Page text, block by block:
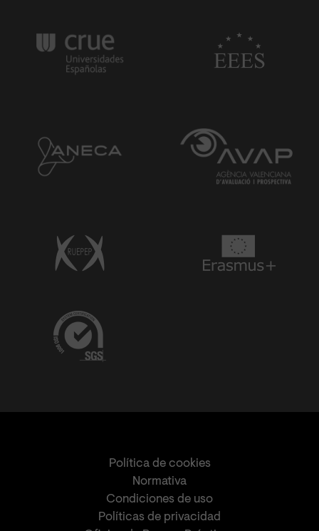
Política de cookies
Normativa
Condiciones de uso
Políticas de privacidad